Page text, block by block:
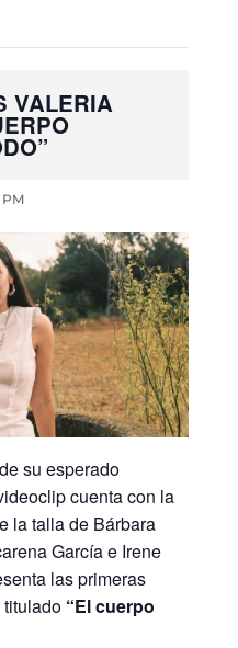
VALERIA
PM
su esperado
cuenta con la
la talla de Bárbara
García e Irene
las primeras
“El cuerpo